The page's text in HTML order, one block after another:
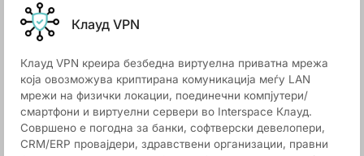
Клауд VPN
Клауд VPN креира безбедна виртуелна приватна мрежа
која овозможува криптирана комуникација меѓу LAN
мрежи на физички локации, поединечни компјутери/
смартфони и виртуелни сервери во Interspace Клауд.
Совршено е погодна за банки, софтверски девелопери,
CRM/ERP провајдери, здравствени организации, правни